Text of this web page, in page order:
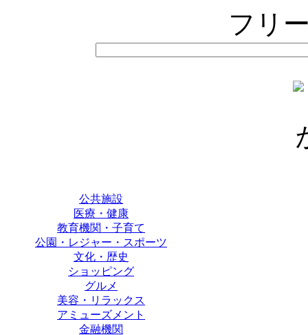
フリ
公共施設
医療・健康
教育機関・子育て
公園・レジャー・スポーツ
文化・歴史
ショッピング
グルメ
美容・リラックス
アミューズメント
金融機関